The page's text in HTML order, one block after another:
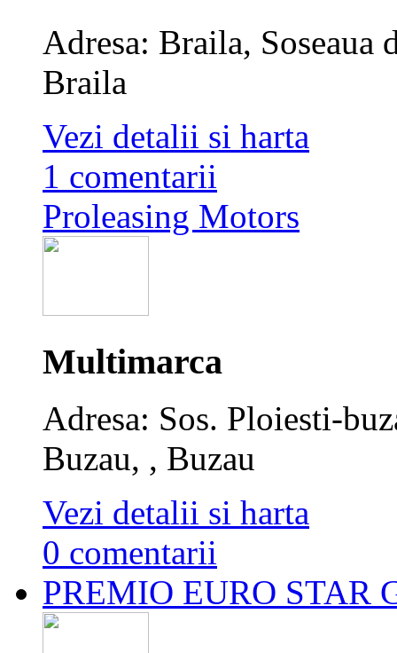
Adresa: Braila, Soseaua
Braila
Vezi detalii si harta
1 comentarii
Proleasing Motors
Multimarca
Adresa: Sos. Ploiesti-
Buzau, , Buzau
Vezi detalii si harta
0 comentarii
PREMIO EURO STAR